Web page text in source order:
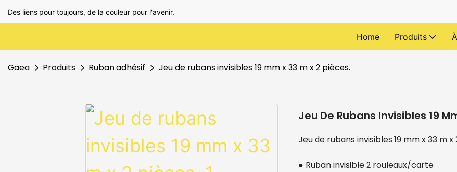
Des liens pour toujours, de la couleur pour l'avenir.
Home Produits
Gaea Produits Ruban adhésif Jeu de rubans invisibles 19 mm x 33 m x 2 pièces.
Jeu De Rubans Invisibles 19
Jeu de rubans invisibles 19 mm x 33 m x
● Ruban invisible 2 rouleaux/carte